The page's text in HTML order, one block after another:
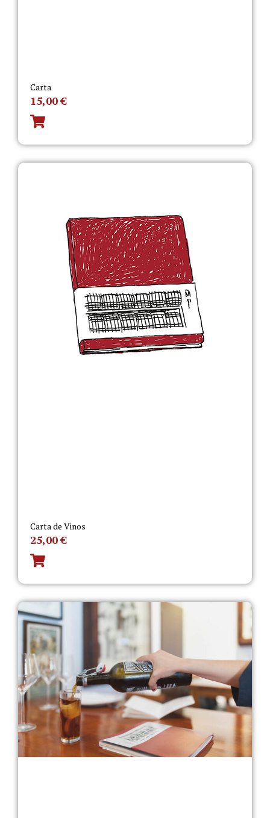
Carta
15,00€
Carta de Vinos
25,00€